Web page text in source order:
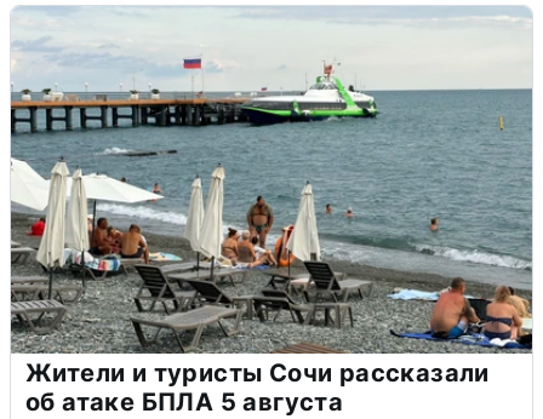
Жители и туристы Сочи рассказали
об атаке БПЛА 5 августа